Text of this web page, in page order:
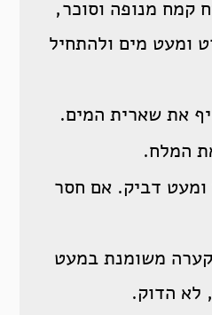
קמח מנופה וסוכר,
ומעט מים ולהתחיל
את שארית המים.
המלח.
דביק. אם חסר
משומנת במעט
לא הדוק.